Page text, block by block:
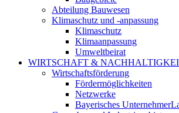
Abteilung Bauwesen
Klimaschutz und -anpassung
Klimaschutz
Klimaanpassung
Umweltbeirat
WIRTSCHAFT &
Wirtschaftsförderung
Fördermöglichkeiten
Netzwerke
Bayerisches